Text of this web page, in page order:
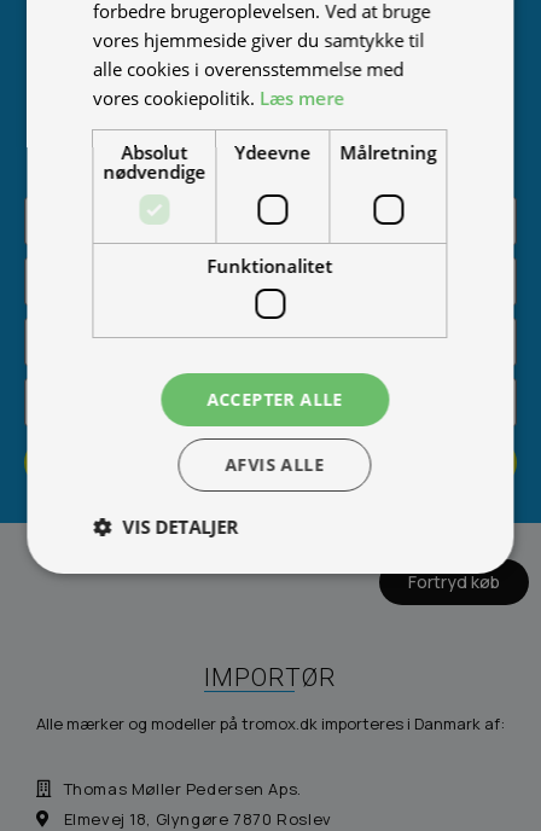
Bliv en del af Tromox-familien! Tilmeld dig vores
nyhedsbrev og få adgang til eksklusive tilbud,
nyheder om vores produkter, inspirerende historier
og meget mere. Vi lover at passe på din mail og kun
sende indhold, du vil elske. Kør med os ind i fremtiden
– tilmeld dig nu!
Tilmeld
Fortryd køb
IMPORTØR
Alle mærker og modeller på tromox.dk importeres i Danmark af:
Thomas Møller Pedersen Aps.
Elmevej 18, Glyngøre 7870 Roslev
forbedre brugeroplevelsen. Ved at bruge
vores hjemmeside giver du samtykke til
alle cookies i overensstemmelse med
vores cookiepolitik. Læs mere
Absolut
nødvendige
Ydeevne Målretning
Funktionalitet
ACCEPTER ALLE
AFVIS ALLE
VIS DETALJER